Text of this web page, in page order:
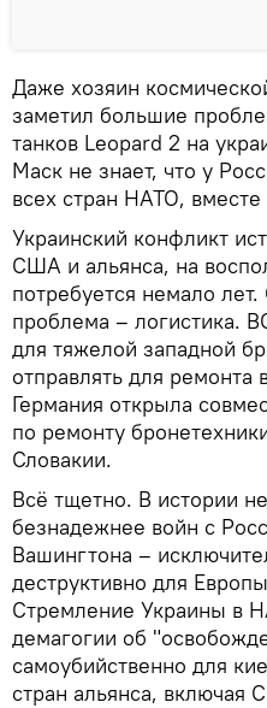
Даже хозяин
заметил большие
танков Leopard 2 на
Маск не знает, что у
всех стран НАТО, вместе
Украинский конфликт
США и альянса, на
потребуется немало
проблема – логистика.
для тяжелой западной
отправлять для
Германия открыла
по ремонту
Словакии.
Всё тщетно. В истории
безнадежнее войн с
Вашингтона –
деструктивно для
Стремление Украины в
демагогии об
самоубийственно для
стран альянса, включая